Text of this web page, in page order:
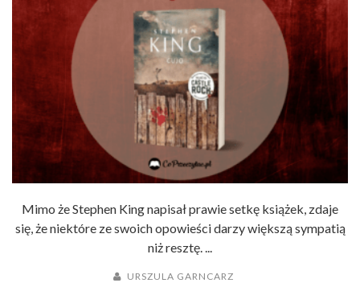
Mimo że Stephen King napisał prawie setkę książek, zdaje
się, że niektóre ze swoich opowieści darzy większą sympatią
niż resztę. ...
URSZULA GARNCARZ